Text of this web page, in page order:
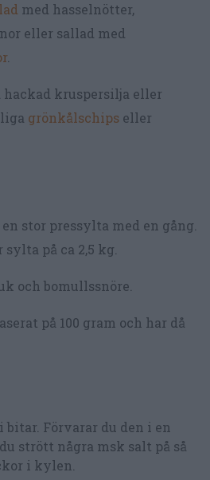
med hasselnötter,
eller sallad med
.
hackad kruspersilja eller
grönkålschips eller
stor pressylta med en gång.
på ca 2,5 kg.
och bomullssnöre.
på 100 gram och har då
Förvarar du den i en
strött några msk salt på så
i kylen.